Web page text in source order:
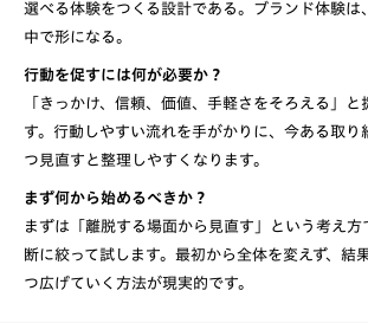
選べる体験をつくる設計である。ブランド体験は
行動を促すには何が必要か？
「きっかけ、信頼、価値、手軽さをそろえる」
す。行動しやすい流れを手がかりに、今ある取り
まず何から始めるべきか？
まずは「離脱する場面から見直す」という考え方
断に絞って試します。最初から全体を変えず、結